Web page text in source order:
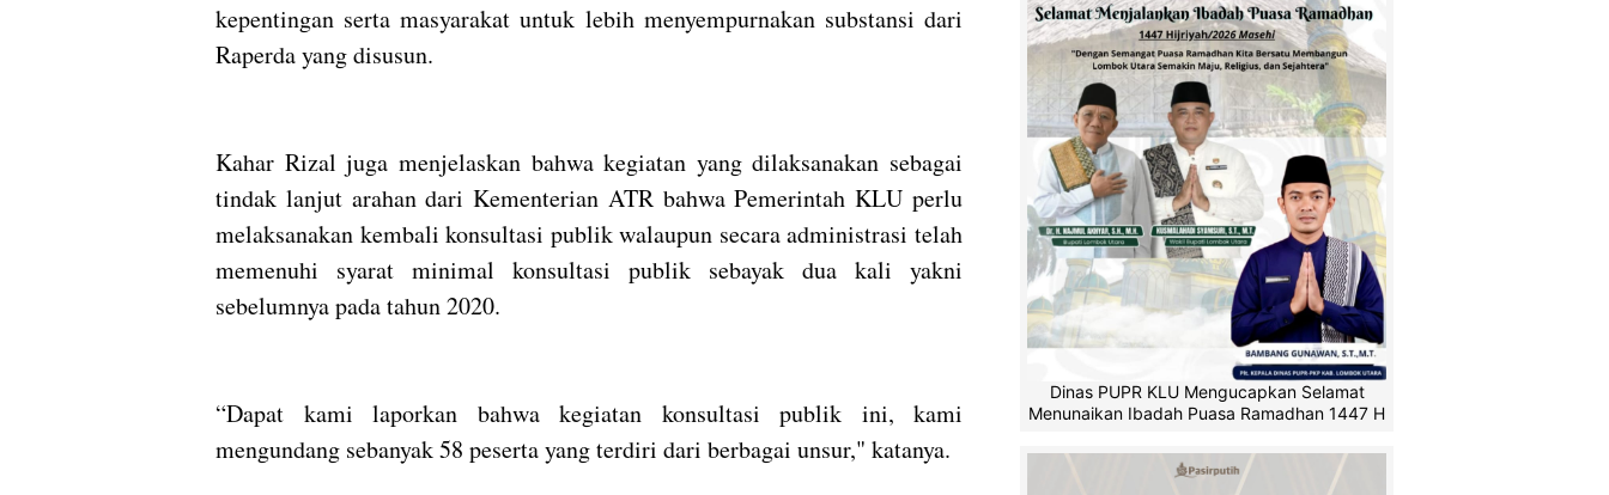
kepentingan serta masyarakat untuk lebih menyempurnakan substansi dari
Raperda yang disusun.
Kahar Rizal juga menjelaskan bahwa kegiatan yang dilaksanakan sebagai
tindak lanjut arahan dari Kementerian ATR bahwa Pemerintah KLU perlu
melaksanakan kembali konsultasi publik walaupun secara administrasi telah
memenuhi syarat minimal konsultasi publik sebayak dua kali yakni
sebelumnya pada tahun 2020.
“Dapat kami laporkan bahwa kegiatan konsultasi publik ini, kami
mengundang sebanyak 58 peserta yang terdiri dari berbagai unsur," katanya.
Dinas PUPR KLU Mengucapkan Selamat
Menunaikan Ibadah Puasa Ramadhan 1447 H